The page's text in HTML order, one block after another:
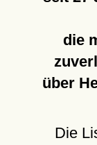
die
über
Die